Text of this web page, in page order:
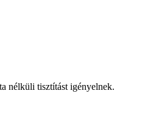
nélküli tisztítást igényelnek.